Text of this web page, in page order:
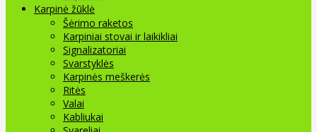
Karpinė žūklė
Šėrimo raketos
Karpiniai stovai ir laikikliai
Signalizatoriai
Svarstyklės
Karpinės meškerės
Ritės
Valai
Kabliukai